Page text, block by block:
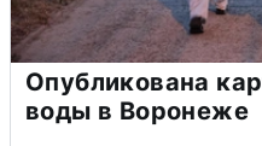
Опубликована
воды в Воронеже